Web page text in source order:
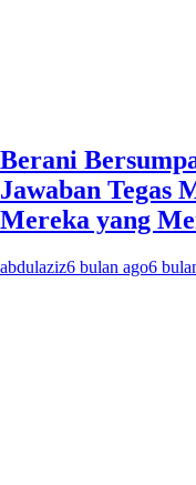
Berani
Jawaban Tegas
Mereka yang
abdulaziz6 bulan ago6